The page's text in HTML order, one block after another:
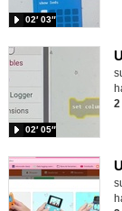
02′ 03″
02′ 05″
2